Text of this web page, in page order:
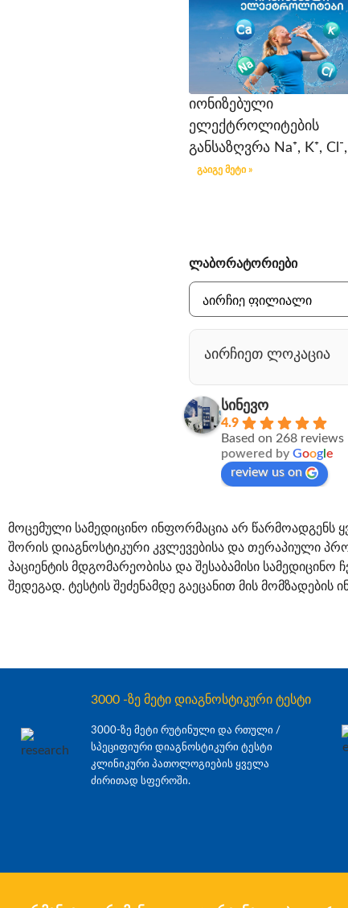
იონიზებული
ელექტროლიტების
განსაზღვრა Na⁺, K⁺, Cl⁻,
გაიგე მეტი »
ლაბორატორიები
აირჩიეთ ლოკაცია
სინევო
4.9
Based on 268 reviews
powered byGoog le
review us on
მოცემული სამედიცინო ინფორმაცია არ წარმოადგენს
შორის დიაგნოსტიკური კვლევებისა და თერაპიული
პაციენტის მდგომარეობისა და შესაბამისი სამედიცინო
შედეგად. ტესტის შეძენამდე გაეცანით მის მომზადების
3000 -ზე მეტი დიაგნოსტიკური ტესტი
3000-ზე მეტი რუტინული და რთული /
სპეციფიური დიაგნოსტიკური ტესტი
კლინიკური პათოლოგიების ყველა
ძირითად სფეროში.